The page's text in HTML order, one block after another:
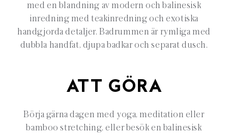
med en blandning av modern och balinesisk
inredning med teakinredning och exotiska
handgjorda detaljer. Badrummen är rymliga med
dubbla handfat, djupa badkar och separat dusch.
ATT GÖRA
Börja gärna dagen med yoga, meditation eller
bamboo stretching, eller besök en balinesisk